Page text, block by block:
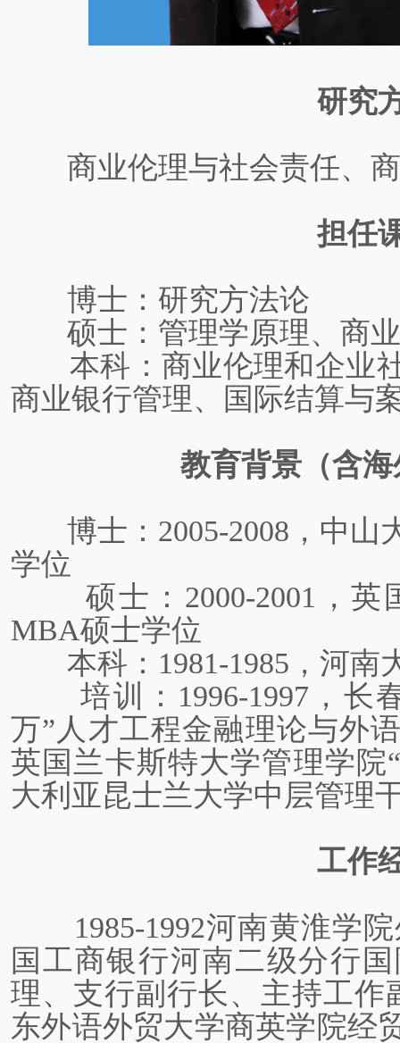
研究
商业伦理与社会责任、
担任
博士：研究方法论
硕士：管理学原理、商
本科：商业伦理和企业
商业银行管理、国际结算与
教育背景（含
博士：2005-2008，中
学位
硕士：2000-2001，
MBA硕士学位
本科：1981-1985，河
培训：1996-1997，长
万”人才工程金融理论与外
英国兰卡斯特大学管理学院
大利亚昆士兰大学中层管理
工作
1985-1992河南黄淮学
国工商银行河南二级分行
理、支行副行长、主持工作
东外语外贸大学商英学院经